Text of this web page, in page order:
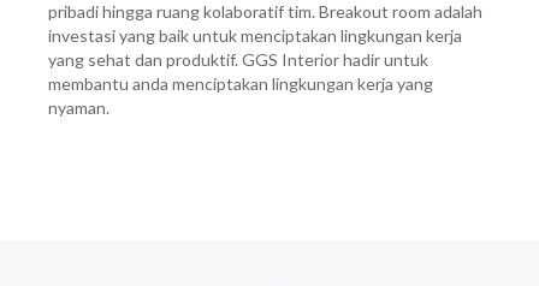
pribadi hingga ruang kolaboratif tim. Breakout room adalah
investasi yang baik untuk menciptakan lingkungan kerja
yang sehat dan produktif. GGS Interior hadir untuk
membantu anda menciptakan lingkungan kerja yang
nyaman.